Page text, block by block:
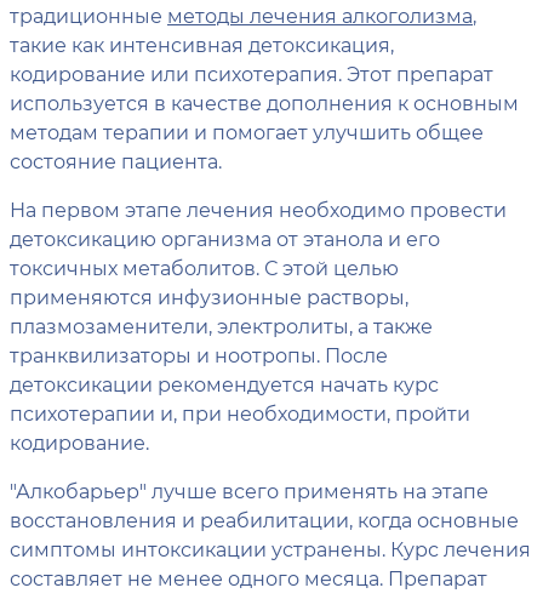
традиционные методы лечения алкоголизма,
такие как интенсивная детоксикация,
кодирование или психотерапия. Этот препарат
используется в качестве дополнения к основным
методам терапии и помогает улучшить общее
состояние пациента.
На первом этапе лечения необходимо провести
детоксикацию организма от этанола и его
токсичных метаболитов. С этой целью
применяются инфузионные растворы,
плазмозаменители, электролиты, а также
транквилизаторы и ноотропы. После
детоксикации рекомендуется начать курс
психотерапии и, при необходимости, пройти
кодирование.
"Алкобарьер" лучше всего применять на этапе
восстановления и реабилитации, когда основные
симптомы интоксикации устранены. Курс лечения
составляет не менее одного месяца. Препарат